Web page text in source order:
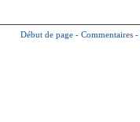
Début de page - Commentaires -